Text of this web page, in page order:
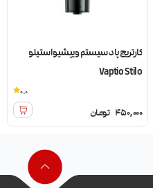
کارتریج پاد سیستم ویپشیو استیلو
Vaptio Stilo
450,000 تومان
0.0